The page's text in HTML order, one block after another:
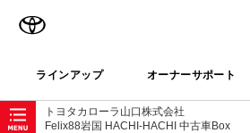
ラインアップ オーナーサポート
トヨタカローラ山口株式会社
Felix88岩国 HACHI-HACHI 中古車Box
ローカルナビゲーション